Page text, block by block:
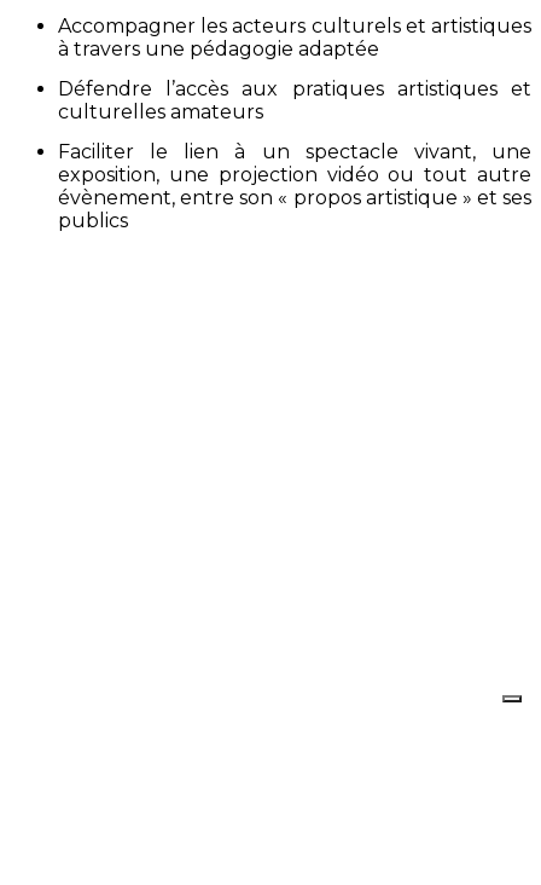
Accompagner les acteurs culturels et artistiques
à travers une pédagogie adaptée
Défendre l’accès aux pratiques artistiques et
culturelles amateurs
Faciliter le lien à un spectacle vivant, une
exposition, une projection vidéo ou tout autre
évènement, entre son « propos artistique » et ses
publics